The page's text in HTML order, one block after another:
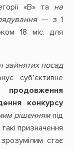
«В» та на
— з 1
18 міс. для
зайнятих посад
суб’єктивне
продовження
конкурсу
рішеннямпід
призначення
стає